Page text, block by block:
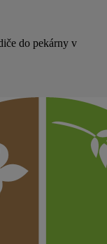
do pekárny v